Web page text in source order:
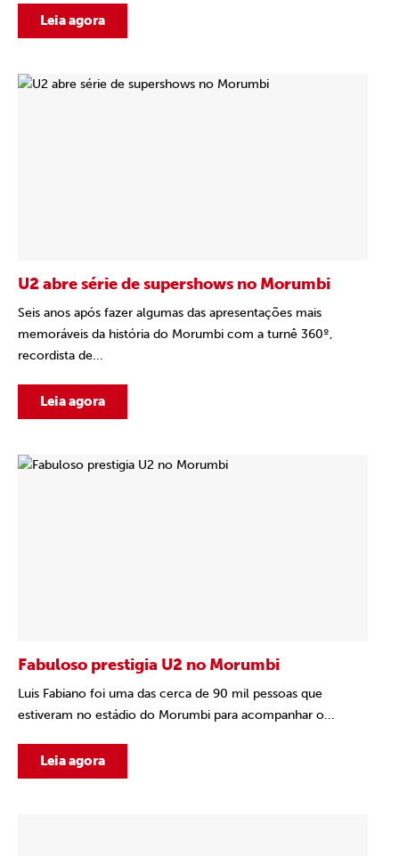
Leia agora
U2 abre série de supershows no Morumbi
Seis anos após fazer algumas das apresentações mais
memoráveis da história do Morumbi com a turnê 360º,
recordista de...
Leia agora
Fabuloso prestigia U2 no Morumbi
Luis Fabiano foi uma das cerca de 90 mil pessoas que
estiveram no estádio do Morumbi para acompanhar o...
Leia agora